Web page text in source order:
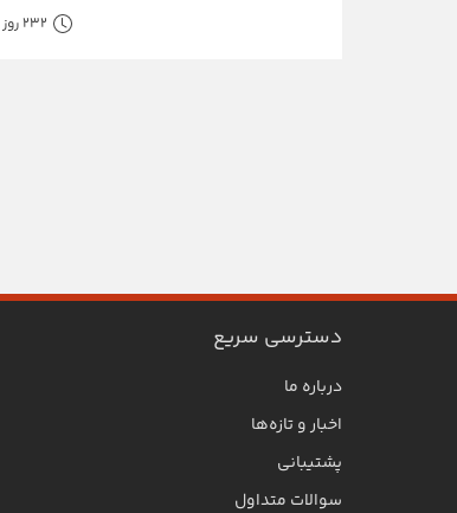
232 روز پیش
دسترسی سریع
درباره ما
اخبار و تازه‌ها
پشتیبانی
سوالات متداول